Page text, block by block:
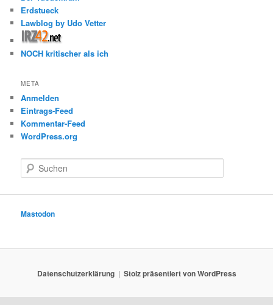
Erdstueck
Lawblog by Udo Vetter
NOCH kritischer als ich
META
Anmelden
Eintrags-Feed
Kommentar-Feed
WordPress.org
u
e
Mastodon
Datenschutzerklärung Stolz präsentiert von WordPress